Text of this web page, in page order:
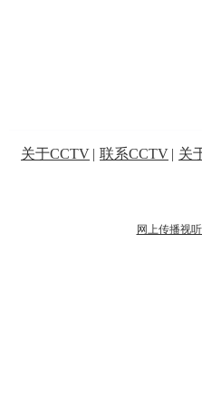
关于CCTV | 联系CCTV | 关
网上传播视